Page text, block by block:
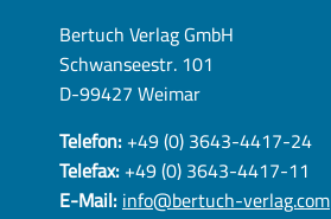
Bertuch Verlag GmbH
Schwanseestr. 101
D-99427 Weimar
Telefon:+49 (0) 3643-4417-24
Telefax:+49 (0) 3643-4417-11
E-Mail:info@bertuch-verlag.com